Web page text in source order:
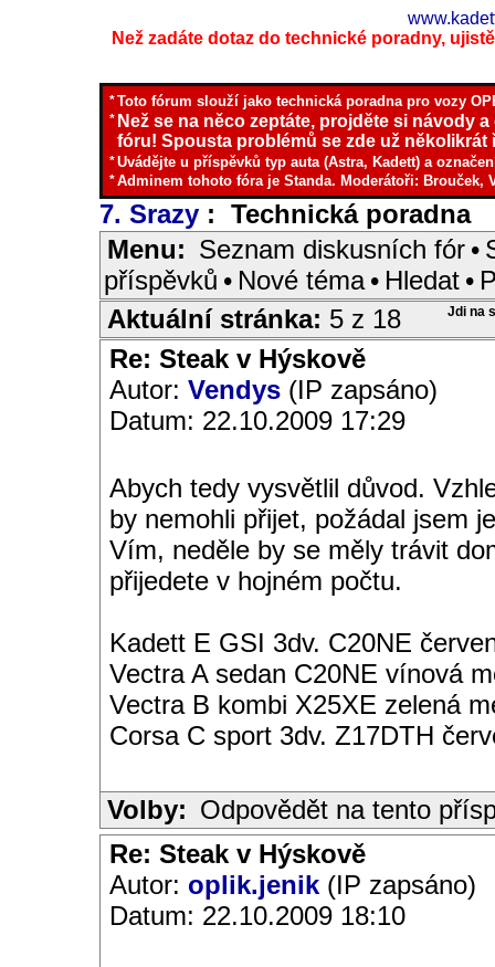
Než zadáte dotaz do technické poradny,
*Toto fórum slouží jako technická poradna pro vozy
* Než se na něco zeptáte, projděte si návody
fóru! Spousta problémů se zde už několikrát
*Uvádějte u příspěvků typ auta (Astra, Kadett) a
*Adminem tohoto fóra je Standa. Moderátoři: Brouček,
7. Srazy : Technická poradna
Menu: Seznam diskusních fór •
příspěvků • Nové téma • Hledat •
Jdi na
Aktuální stránka: 5 z 18
Re: Steak v Hýskově
Autor: Vendys (IP zapsáno)
Datum: 22.10.2009 17:29
Abych tedy vysvětlil důvod.
by nemohli přijet, požádal jsem
Vím, neděle by se měly trávit
přijedete v hojném počtu.
Kadett E GSI 3dv. C20NE
Vectra A sedan C20NE vínová
Vectra B kombi X25XE zelená
Corsa C sport 3dv. Z17DTH
Volby: Odpovědět na tento
Re: Steak v Hýskově
Autor: oplik.jenik (IP zapsáno)
Datum: 22.10.2009 18:10